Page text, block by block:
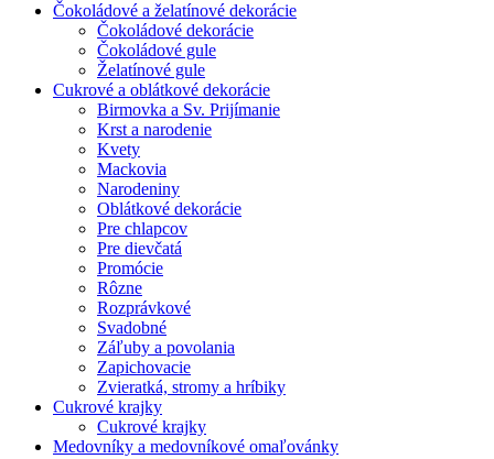
Čokoládové a želatínové dekorácie
Čokoládové dekorácie
Čokoládové gule
Želatínové gule
Cukrové a oblátkové dekorácie
Birmovka a Sv. Prijímanie
Krst a narodenie
Kvety
Mackovia
Narodeniny
Oblátkové dekorácie
Pre chlapcov
Pre dievčatá
Promócie
Rôzne
Rozprávkové
Svadobné
Záľuby a povolania
Zapichovacie
Zvieratká, stromy a hríbiky
Cukrové krajky
Cukrové krajky
Medovníky a medovníkové omaľovánky